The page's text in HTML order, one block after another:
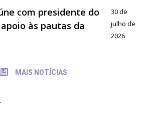
com presidente do
às pautas da
30 de
julho de
2026
MAIS NOTÍCIAS